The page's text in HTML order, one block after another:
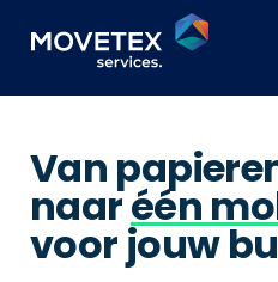
Van
naaréén
voor jouw